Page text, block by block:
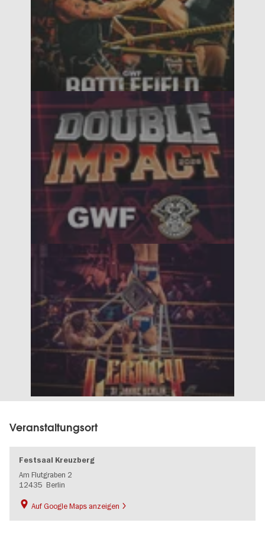
Veranstaltungsort
Festsaal Kreuzberg
Am Flutgraben 2
12435 Berlin
Auf Google Maps anzeigen